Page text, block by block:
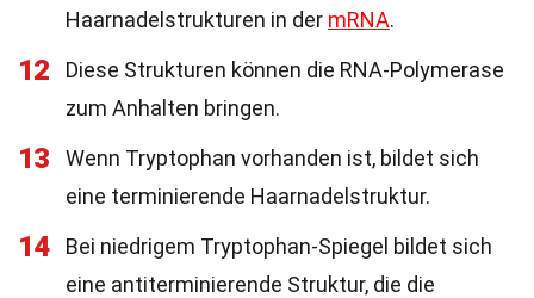
Haarnadelstrukturen in der mRNA.
12
Diese Strukturen können die RNA-Polymerase
zum Anhalten bringen.
13
Wenn Tryptophan vorhanden ist, bildet sich
eine terminierende Haarnadelstruktur.
14
Bei niedrigem Tryptophan-Spiegel bildet sich
eine antiterminierende Struktur, die die